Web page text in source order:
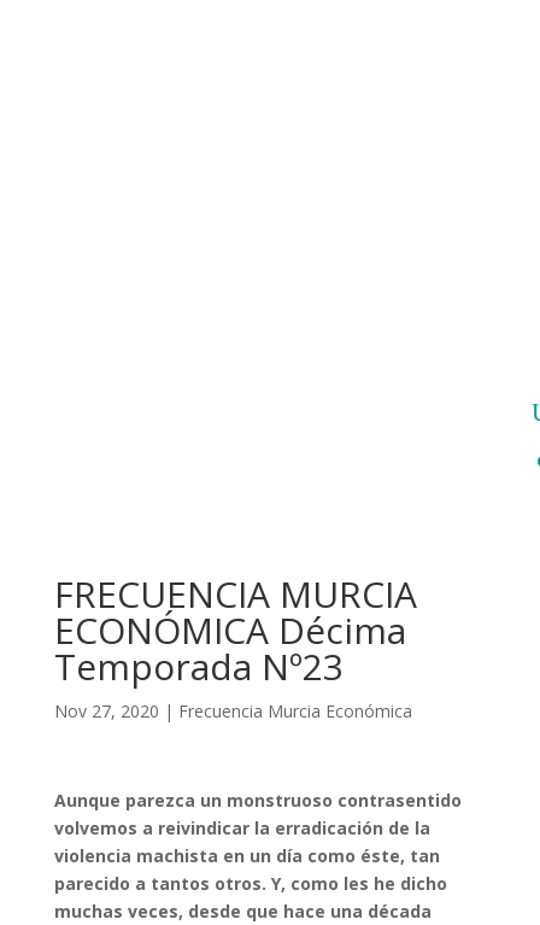
FRECUENCIA MURCIA
ECONÓMICA Décima
Temporada Nº23
Nov 27, 2020 | Frecuencia Murcia Económica
Aunque parezca un monstruoso contrasentido
volvemos a reivindicar la erradicación de la
violencia machista en un día como éste, tan
parecido a tantos otros. Y, como les he dicho
muchas veces, desde que hace una década